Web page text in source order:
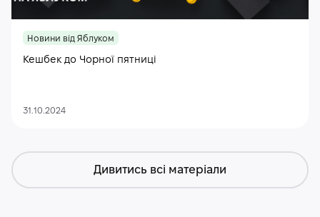
Новини від Яблуком
Кешбек до Чорної пятниці
31.10.2024
Дивитись всі матеріали